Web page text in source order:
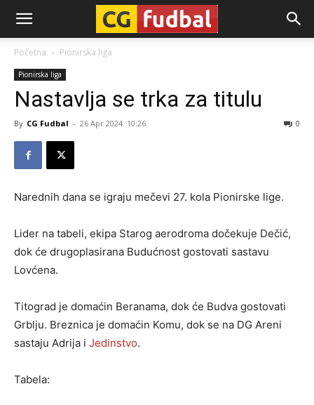
CG-
Fudbal
Početna Pionirska liga
Pionirska liga
Nastavlja se trka za titulu
By CG Fudbal - 26 Apr 2024. 10:26 0
Narednih dana se igraju mečevi 27. kola Pionirske lige.
Lider na tabeli, ekipa Starog aerodroma dočekuje Dečić,
dok će drugoplasirana Budućnost gostovati sastavu
Lovćena.
Titograd je domaćin Beranama, dok će Budva gostovati
Grblju. Breznica je domaćin Komu, dok se na DG Areni
sastaju Adrija i Jedinstvo.
Tabela: